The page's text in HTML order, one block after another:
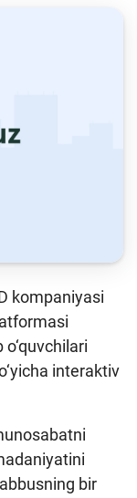
kompaniyasi
interaktiv
bir